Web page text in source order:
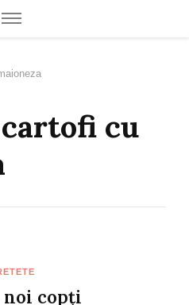
cu
noi copți